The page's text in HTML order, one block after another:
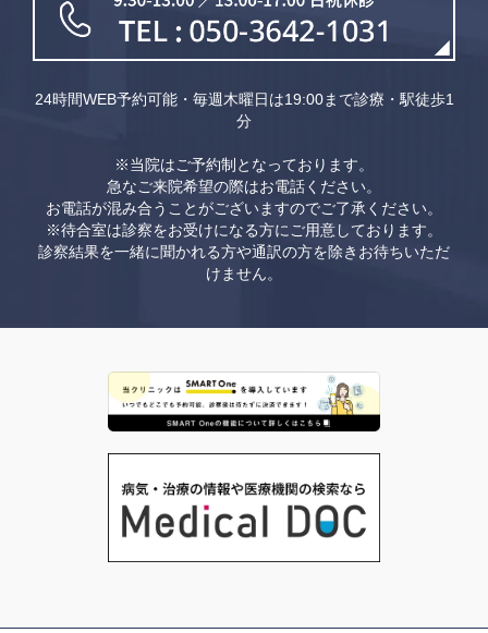
24時間WEB予約可能・毎週木曜日は19:00まで診療・駅徒歩1
分
※当院はご予約制となっております。
急なご来院希望の際はお電話ください。
お電話が混み合うことがございますのでご了承ください。
※待合室は診察をお受けになる方にご用意しております。
診察結果を一緒に聞かれる方や通訳の方を除きお待ちいただ
けません。